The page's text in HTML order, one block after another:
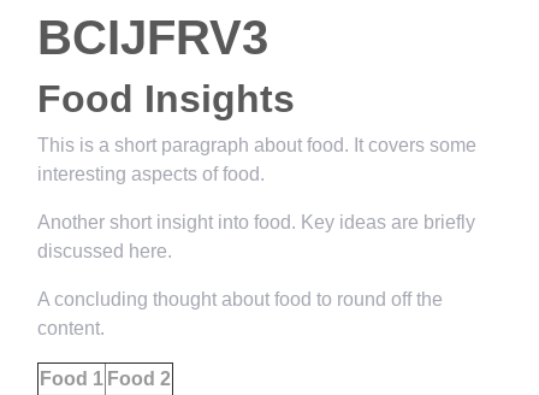
BCIJFRV3
Food Insights
This is a short paragraph about food. It covers some
interesting aspects of food.
Another short insight into food. Key ideas are briefly
discussed here.
A concluding thought about food to round off the
content.
Food 1 Food 2